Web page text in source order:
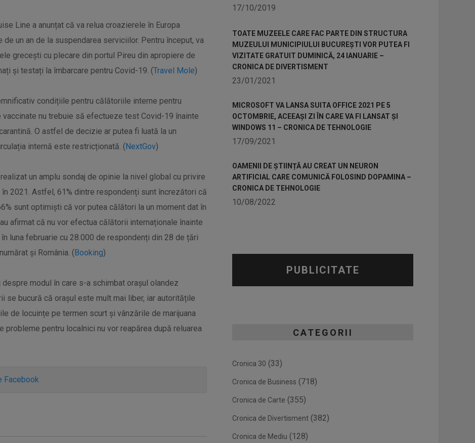
Line a anunțat că va relua croazierele în Europa
un an de la suspendarea serviciilor. Pentru început, va
grecești cu plecare din portul Pireu din apropiere de
și testați la îmbarcare pentru Covid-19. (Travel Mole)
condițiile pentru călătoriile interne pentru
nu trebuie să efectueze test Covid-19 înainte
O astfel de decizie ar putea fi luată la un
internă este restricționată. (NextGov)
un amplu sondaj de opinie la nivel global cu privire
2021. Astfel, 61% dintre respondenți sunt încrezători că
sunt optimiști că vor putea călători la un moment dat în
afirmat că nu vor efectua călătorii internaționale înainte
luna februarie cu 28.000 de respondenți din 28 de țări
și România. (Booking)
modul în care s-a schimbat orașul olandez
se bucură că orașul este mult mai liber, iar autoritățile
de locuințe pe termen scurt și vânzările de marijuana
pentru localnici nu vor reapărea după reluarea
Facebook
17/10/2019
TOATE MUZEELE CARE FAC PARTE DIN STRUCTURA
MUZEULUI MUNICIPIULUI BUCUREȘTI VOR PUTEA FI
VIZITATE GRATUIT DUMINICĂ, 24 IANUARIE –
CRONICA DE DIVERTISMENT
23/01/2021
MICROSOFT VA LANSA SUITA OFFICE 2021 PE 5
OCTOMBRIE, ACEEAȘI ZI ÎN CARE VA FI LANSAT ȘI
WINDOWS 11 – CRONICA DE TEHNOLOGIE
17/09/2021
OAMENII DE ȘTIINȚĂ AU CREAT UN NEURON
ARTIFICIAL CARE COMUNICĂ FOLOSIND DOPAMINA –
CRONICA DE TEHNOLOGIE
10/08/2022
PUBLICITATE
CATEGORII
Cronica 30 (33)
Cronica de Business (718)
Cronica de Carte (355)
Cronica de Divertisment (382)
Cronica de Mediu (128)